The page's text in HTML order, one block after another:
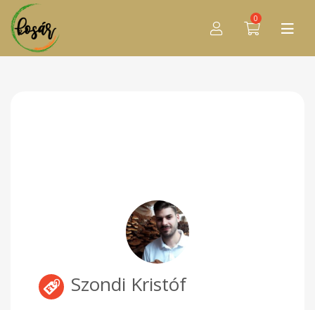
0
Szondi Kristóf